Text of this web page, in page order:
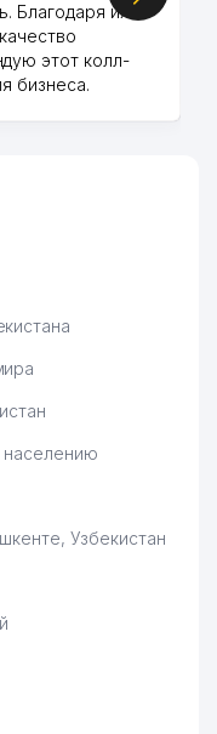
Благодаря их
этот колл-
бизнеса.
населению
Узбекистан